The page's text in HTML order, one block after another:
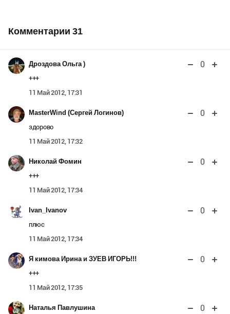
Комментарии 31
Дроздова Ольга ) 0
+++
11 Май 2012, 17:31
MasterWind (Сергей Логинов) 0
здорово
11 Май 2012, 17:32
Николай Фомин 0
+++
11 Май 2012, 17:34
Ivan_Ivanov 0
плюс
11 Май 2012, 17:34
Я кимова Ирина и ЗУЕВ ИГОРЬ!!! 0
+++
11 Май 2012, 17:35
Наталья Павлушина 0